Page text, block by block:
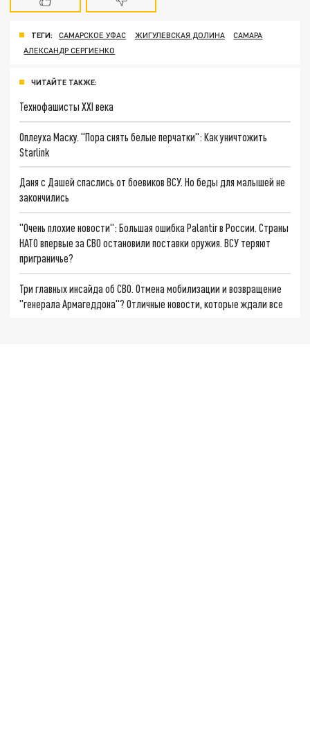
ТЕГИ: САМАРСКОЕ УФАС ЖИГУЛЕВСКАЯ ДОЛИНА
САМАРА
АЛЕКСАНДР СЕРГИЕНКО
ЧИТАЙТЕ ТАКЖЕ:
Технофашисты XXI века
Оплеуха Маску. "Пора снять белые перчатки": Как уничтожить
Starlink
Даня с Дашей спаслись от боевиков ВСУ. Но беды для малышей не
закончились
"Очень плохие новости": Большая ошибка Palantir в России. Страны
НАТО впервые за СВО остановили поставки оружия. ВСУ теряют
приграничье?
Три главных инсайда об СВО. Отмена мобилизации и возвращение
"генерала Армагеддона"? Отличные новости, которые ждали все